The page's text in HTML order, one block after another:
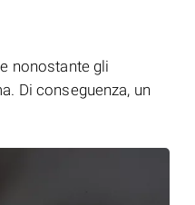
nonostante gli
Di conseguenza, un